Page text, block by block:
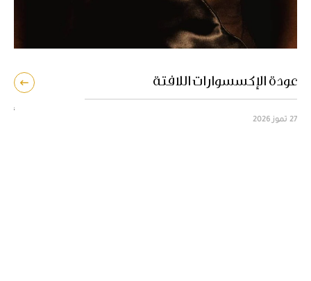
عودة الإكسسوارات اللافتة
27 تموز 2026